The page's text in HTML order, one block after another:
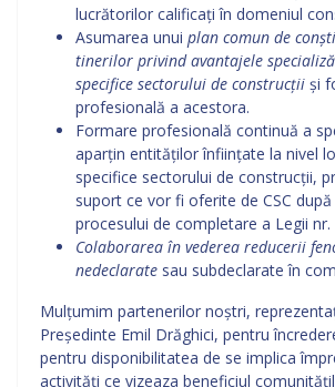
lucrătorilor calificați în domeniul
Asumarea unui plan comun de
tinerilor privind avantajele
specifice sectorului de construcții și
profesională a acestora.
Formare profesională continuă a
aparțin entităților înființate la nivel
specifice sectorului de construcții,
suport ce vor fi oferite de CSC
procesului de completare a Legii nr.
Colaborarea în vederea reducerii
nedeclarate sau subdeclarate în
Mulțumim partenerilor noștri,
Președinte Emil Drăghici, pentru
pentru disponibilitatea de se implica
activități ce vizeaza beneficiul